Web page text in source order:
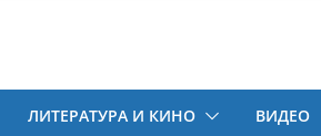
ЛИТЕРАТУРА И КИНО ВИДЕО